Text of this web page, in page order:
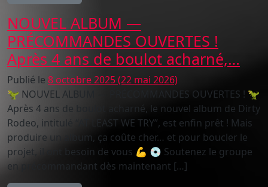
NOUVEL ALBUM —
PRÉCOMMANDES OUVERTES !
Après 4 ans de boulot acharné,…
Publié le 8 octobre 2025(22 mai 2026)
🦖 NOUVEL ALBUM — PRÉCOMMANDES OUVERTES ! 🦖
Après 4 ans de boulot acharné, le nouvel album de Dirty
Rodeo, intitulé “AT LEAST WE TRY”, est enfin prêt ! Mais
produire un album, ça coûte cher… et pour boucler le
projet, il ont besoin de vous 💪 💿 Soutenez le groupe
en précommandant dès maintenant […]